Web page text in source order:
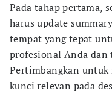
Pada tahap pertama,
harus update
tempat yang tepat
profesional Anda dan
Pertimbangkan untuk
kunci relevan pada